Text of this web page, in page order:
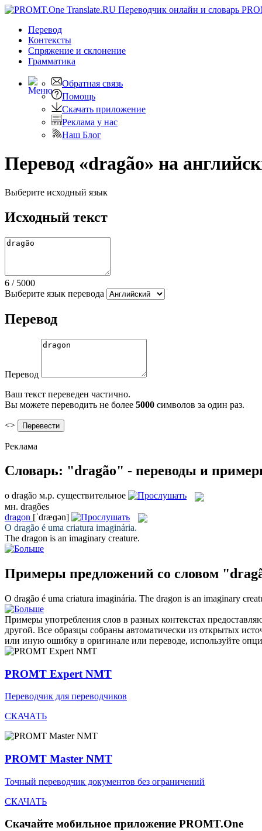
Перевод
Контексты
Спряжение и склонение
Грамматика
Обратная связь
Помощь
Скачать приложение
Реклама у нас
Наш Блог
Перевод «dragão» на
Выберите исходный язык
Исходный текст
6 / 5000
Выберите язык перевода
Перевод
Перевод
Ваш текст переведен частично.
Вы можете переводить не более 5000 символов за один раз.
<>
Реклама
Словарь: "dragão" - переводы и
o dragão м.р. существительное
мн. dragões
dragon [ˈdræɡən]
O dragão é uma criatura imaginária.
The dragon is an imaginary creature.
Примеры предложений со словом
O dragão é uma criatura imaginária. The dragon is an imaginary
Примеры употребления слов в разных контекстах
другой. Все образцы собраны автоматически из открытых
или иную ошибку в оригинале или переводе, используйте
PROMT Expert NMT
Переводчик для переводчиков
СКАЧАТЬ
PROMT Master NMT
Точный переводчик документов без ограничений
СКАЧАТЬ
Скачайте мобильное приложение PROMT.One